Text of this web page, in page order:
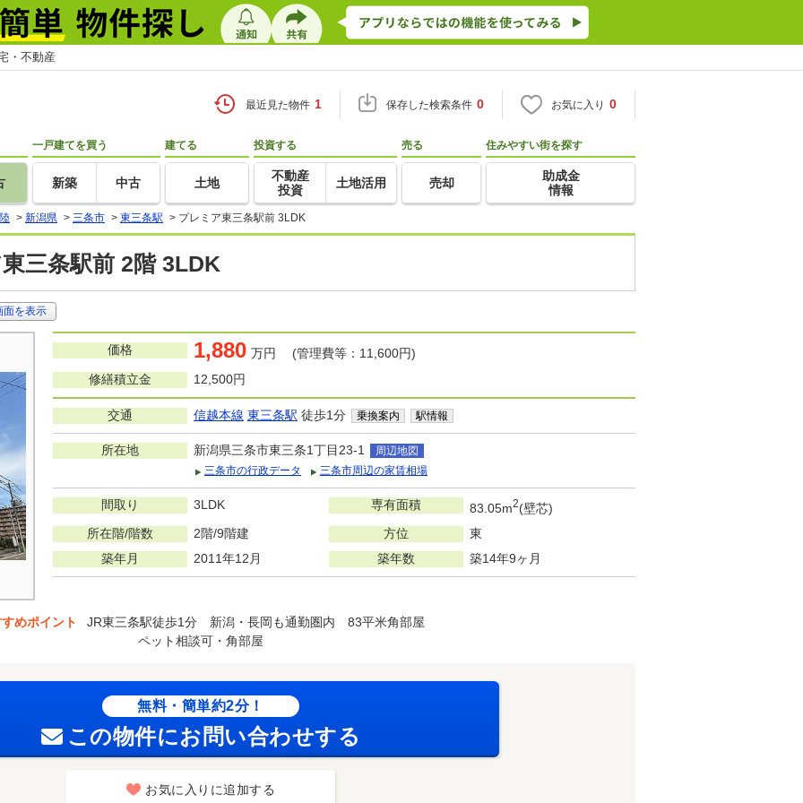
・不動産
最近見た物件 1 保存した検索条件 0 お気に入り 0
一戸建てを買う
新築 中古
建てる
土地
投資する
不動産
投資
土地活用
売る
売却
住みやすい街を探す
助成金
情報
> 新潟県 > 三条市 > 東三条駅 > プレミア東三条駅前 3LDK
三条駅前 2階 3LDK
を表示
価格 1,880 万円 (管理費等：11,600円)
修繕積立金
12,500円
交通 信越本線 東三条駅 徒歩1分 乗換案内 駅情報
所在地 新潟県三条市東三条1丁目23-1
周辺地図
三条市の行政データ
三条市周辺の家賃相場
間取り 3LDK 専有面積 83.05m2(壁芯)
所在階/階数
2階/9階建 方位
東
築年月
2011年12月 築年数 築14年9ヶ月
めポイント
JR東三条駅徒歩1分 新潟・長岡も通勤圏内 83平米角部屋
ペット相談可・角部屋
無料・簡単約2分！
この物件にお問い合わせする
お気に入りに追加する